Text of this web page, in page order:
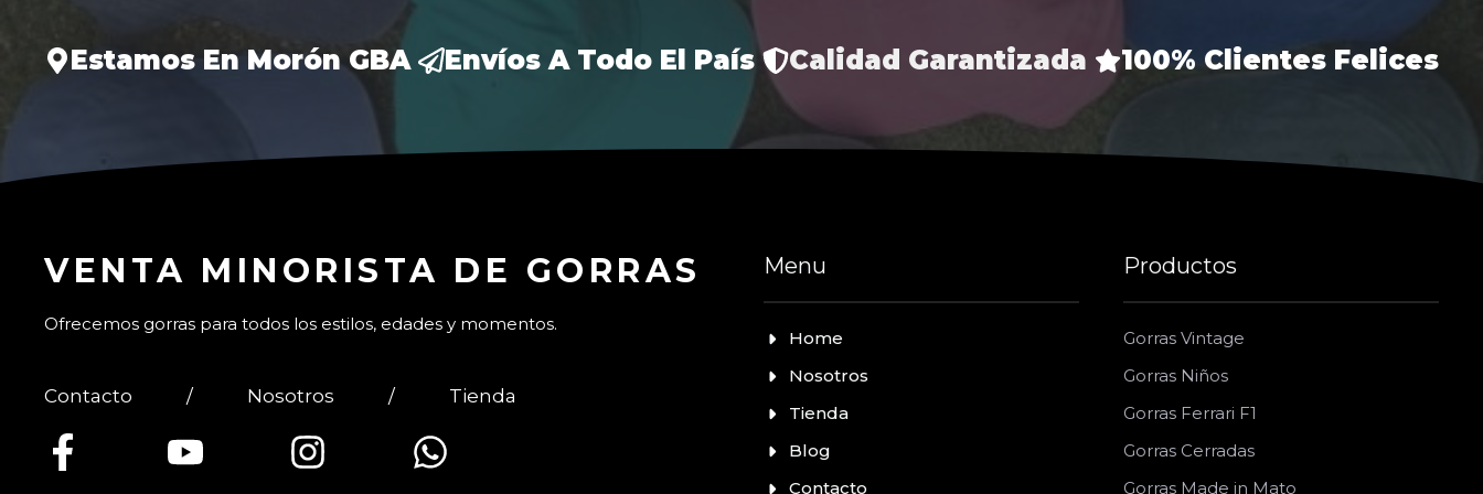
Estamos En Morón GBA Envíos A Todo El País Calidad Garantizada 100% Clientes Felices
VENTA MINORISTA DE GORRAS
Ofrecemos gorras para todos los estilos, edades y momentos.
Contacto / Nosotros / Tienda
Menu
Home
Nosotros
Tienda
Blog
Contacto
Productos
Gorras Vintage
Gorras Niños
Gorras Ferrari F1
Gorras Cerradas
Gorras Made in Mato